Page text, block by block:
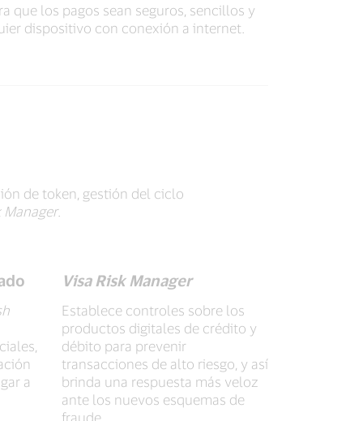
que los pagos sean seguros, sencillos y
dispositivo con conexión a internet.
de token, gestión del ciclo
Manager.
a
Visa Risk Manager
Establece controles sobre los
productos digitales de crédito y
débito para prevenir
transacciones de alto riesgo, y así
brinda una respuesta más veloz
ante los nuevos esquemas de
fraude.